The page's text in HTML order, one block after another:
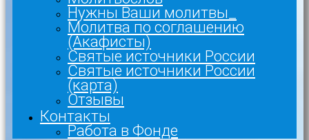
Нужны Ваши молитвы_
Молитва по соглашению
(Акафисты)
Святые источники России
Святые источники России
(карта)
Отзывы
Контакты
Работа в Фонде